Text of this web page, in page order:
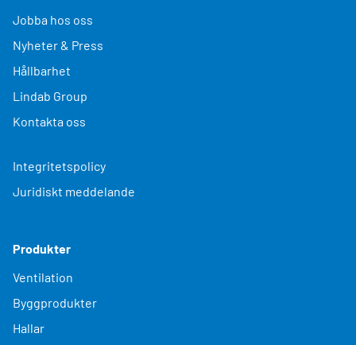
Jobba hos oss
Nyheter & Press
Hållbarhet
Lindab Group
Kontakta oss
Integritetspolicy
Juridiskt meddelande
Produkter
Ventilation
Byggprodukter
Hallar